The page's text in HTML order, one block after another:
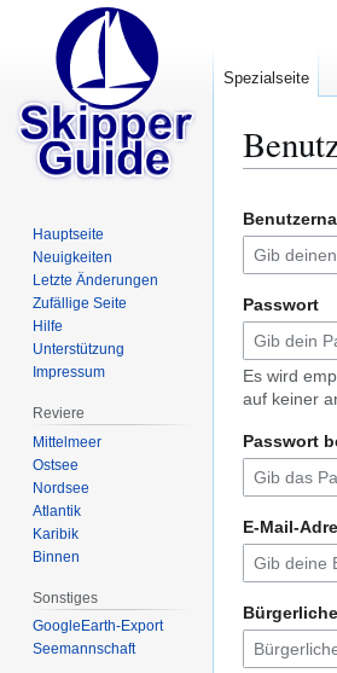
Navigation
springen
Suche
springen
Passwort
Es wird
auf keiner
Passwort
E-Mail-
Spezialseite
Hauptseite
Neuigkeiten
Letzte Änderungen
Zufällige Seite
Hilfe
Unterstützung
Impressum
Reviere
Mittelmeer
Ostsee
Nordsee
Atlantik
Karibik
Binnen
Sonstiges
GoogleEarth-Export
Seemannschaft